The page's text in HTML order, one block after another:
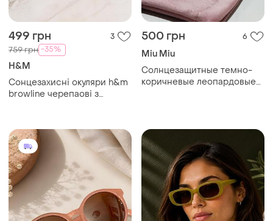
499 грн 3
759 грн -35%
H&M
Сонцезахисні окуляри h&m
browline черепаові з
500 грн 6
Miu Miu
Солнцезащитные темно-
коричневые леопардовые